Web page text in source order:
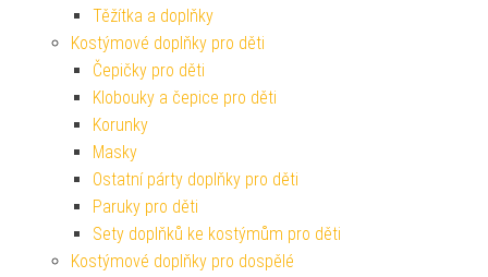
Těžítka a doplňky
Kostýmové doplňky pro děti
Čepičky pro děti
Klobouky a čepice pro děti
Korunky
Masky
Ostatní párty doplňky pro děti
Paruky pro děti
Sety doplňků ke kostýmům pro děti
Kostýmové doplňky pro dospělé